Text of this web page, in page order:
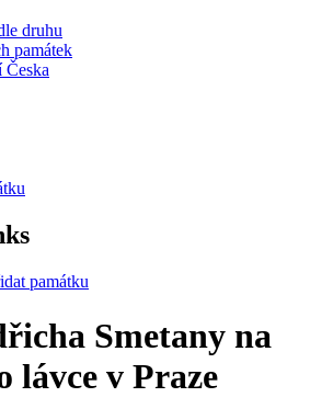
druhu
památek
Česka
památku
Smetany na
lávce v Praze